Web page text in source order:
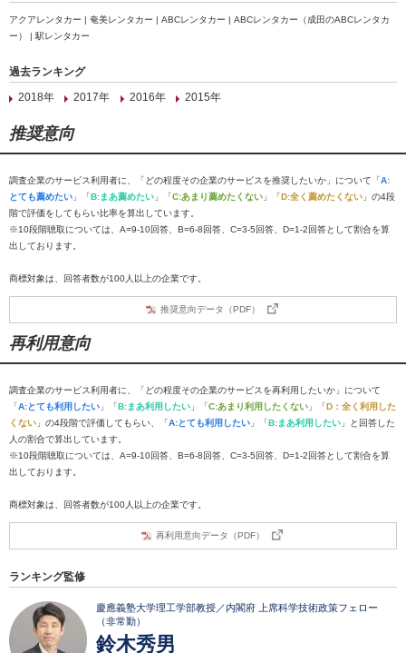
アクアレンタカー | 奄美レンタカー | ABCレンタカー | ABCレンタカー（成田のABCレンタカ
ー） | 駅レンタカー
過去ランキング
2018年
2017年 2016年 2015年
推奨意向
調査企業のサービス利用者に、「どの程度その企業のサービスを推奨したいか」について「A:
とても薦めたい 」「B:まあ薦めたい 」「C:あまり薦めたくない 」「D:全く薦めたくない 」の4段
階で評価をしてもらい比率を算出しています。
※10段階聴取については、A=9-10回答、B=6-8回答、C=3-5回答、D=1-2回答として割合を算
出しております。
商標対象は、回答者数が100人以上の企業です。
推奨意向データ（PDF）
再利用意向
調査企業のサービス利用者に、「どの程度その企業のサービスを再利用したいか」について
「A:とても利用したい 」「B:まあ利用したい 」「C:あまり利用したくない 」「D：全く利用した
くない 」の4段階で評価してもらい、「A:とても利用したい 」「B:まあ利用したい 」と回答した
人の割合で算出しています。
※10段階聴取については、A=9-10回答、B=6-8回答、C=3-5回答、D=1-2回答として割合を算
出しております。
商標対象は、回答者数が100人以上の企業です。
再利用意向データ（PDF）
ランキング監修
慶應義塾大学理工学部教授／内閣府 上席科学技術政策フェロー
（非常勤）
鈴木秀男